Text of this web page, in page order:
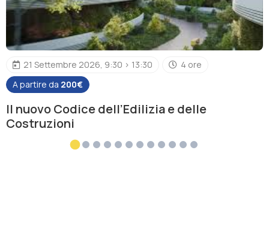
21 Settembre 2026, 9:30 > 13:30
4 ore
A partire da 200€
Il nuovo Codice dell’Edilizia e delle
Costruzioni